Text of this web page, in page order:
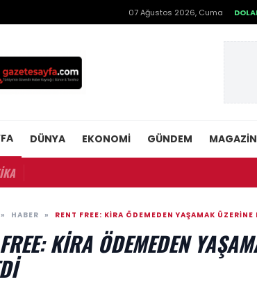
07 Ağustos 2026, Cuma
DÜNYA EKONOMI GÜNDEM MAGAZIN
» HABER » RENT FREE: KIRA ÖDEMEDEN YAŞAMAK
KIRA ÖDEMEDEN